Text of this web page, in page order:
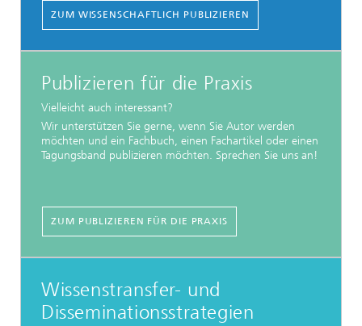
ZUM WISSENSCHAFTLICH PUBLIZIEREN
Publizieren für die Praxis
Vielleicht auch interessant?
Wir unterstützen Sie gerne, wenn Sie Autor werden
möchten und ein Fachbuch, einen Fachartikel oder einen
Tagungsband publizieren möchten. Sprechen Sie uns an!
ZUM PUBLIZIEREN FÜR DIE PRAXIS
Wissenstransfer- und
Disseminationsstrategien